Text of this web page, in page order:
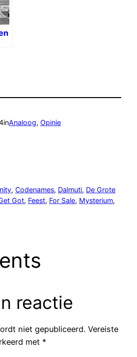
inAnaloog, Opinie
, Codenames, Dalmuti, De Grote
Got, Feest, For Sale, Mysterium
reactie
niet gepubliceerd. Vereiste
met *